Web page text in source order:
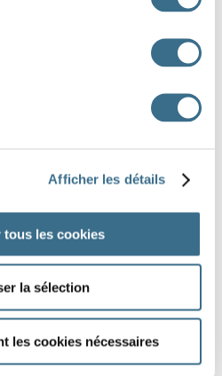
Afficher les détails
tous les cookies
la sélection
les cookies nécessaires